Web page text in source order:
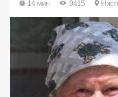
14 мин 9415